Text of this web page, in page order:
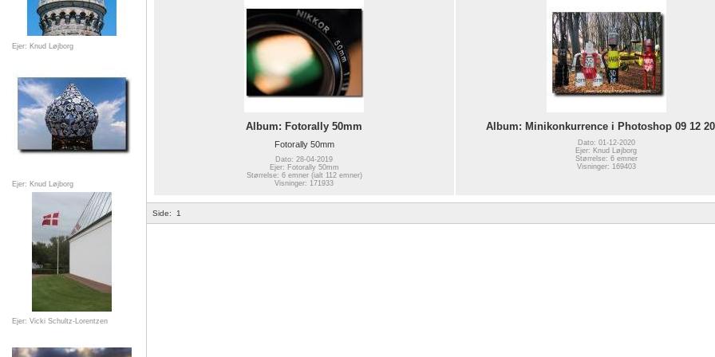
Ejer: Knud Løjborg
Ejer: Knud Løjborg
Ejer: Vicki Schultz-Lorentzen
Album: Fotorally 50mm
Fotorally 50mm
Dato: 28-04-2019
Ejer: Fotorally 50mm
Størrelse: 6 emner (ialt 112 emner)
Visninger: 171933
Album: Minikonkurrence i Photoshop 09 12
Dato: 01-12-2020
Ejer: Knud Løjborg
Størrelse: 6 emner
Visninger: 169403
Side: 1